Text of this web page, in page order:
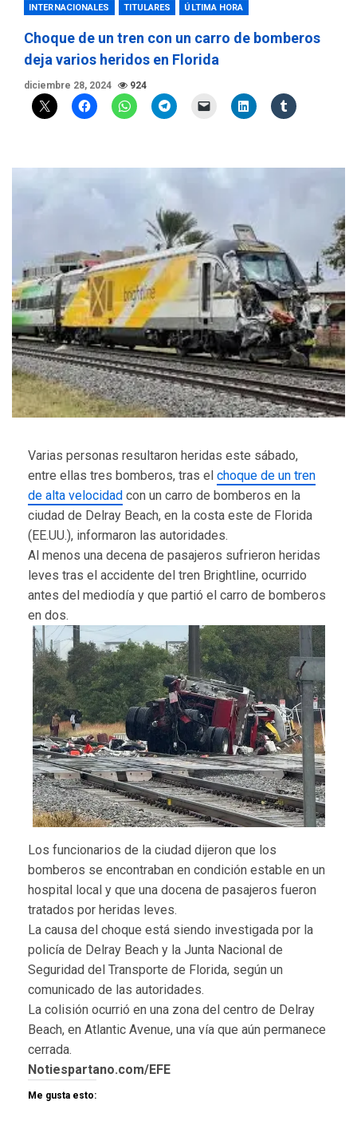
INTERNACIONALES TITULARES ÚLTIMA HORA
Choque de un tren con un carro de bomberos
deja varios heridos en Florida
diciembre 28, 2024 924
Varias personas resultaron heridas este sábado,
entre ellas tres bomberos, tras el choque de un tren
de alta velocidad con un carro de bomberos en la
ciudad de Delray Beach, en la costa este de Florida
(EE.UU.), informaron las autoridades.
Al menos una decena de pasajeros sufrieron heridas
leves tras el accidente del tren Brightline, ocurrido
antes del mediodía y que partió el carro de bomberos
en dos.
Los funcionarios de la ciudad dijeron que los
bomberos se encontraban en condición estable en un
hospital local y que una docena de pasajeros fueron
tratados por heridas leves.
La causa del choque está siendo investigada por la
policía de Delray Beach y la Junta Nacional de
Seguridad del Transporte de Florida, según un
comunicado de las autoridades.
La colisión ocurrió en una zona del centro de Delray
Beach, en Atlantic Avenue, una vía que aún permanece
cerrada.
Notiespartano.com/EFE
Me gusta esto: